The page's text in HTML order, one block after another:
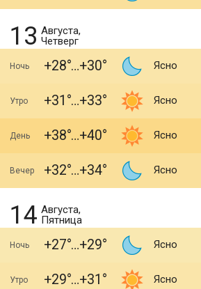
13 Августа,
Четверг
Ночь +28 +30 Ясно
Утро +31 +33 Ясно
День +38 +40 Ясно
Вечер +32 +34 Ясно
14 Августа,
Пятница
Ночь +27 +29 Ясно
Утро +29 +31 Ясно